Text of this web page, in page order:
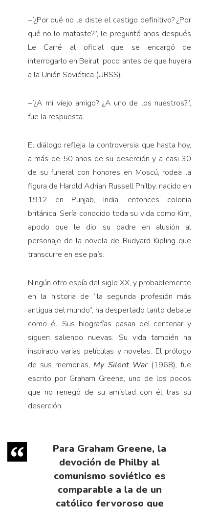
–“¿Por qué no le diste el castigo definitivo? ¿Por
qué no lo mataste?”, le preguntó años después
Le Carré al oficial que se encargó de
interrogarlo en Beirut, poco antes de que huyera
a la Unión Soviética (URSS).
–“¿A mi viejo amigo? ¿A uno de los nuestros?”,
fue la respuesta.
El diálogo refleja la controversia que hasta hoy,
a más de 50 años de su deserción y a casi 30
de su funeral con honores en Moscú, rodea la
figura de Harold Adrian Russell Philby, nacido en
1912 en Punjab, India, entonces colonia
británica. Sería conocido toda su vida como Kim,
apodo que le dio su padre en alusión al
personaje de la novela de Rudyard Kipling que
transcurre en ese país.
Ningún otro espía del siglo XX, y probablemente
en la historia de “la segunda profesión más
antigua del mundo”, ha despertado tanto debate
como él. Sus biografías pasan del centenar y
siguen saliendo nuevas. Su vida también ha
inspirado varias películas y novelas. El prólogo
de sus memorias, My Silent War (1968), fue
escrito por Graham Greene, uno de los pocos
que no renegó de su amistad con él tras su
deserción.
Para Graham Greene, la
devoción de Philby al
comunismo soviético es
comparable a la de un
católico fervoroso que